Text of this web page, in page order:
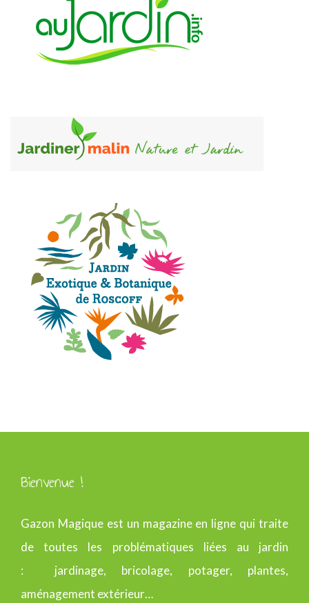
Bienvenue !
Gazon Magique est un magazine en ligne qui traite
de toutes les problématiques liées au jardin
: jardinage, bricolage, potager, plantes,
aménagement extérieur…